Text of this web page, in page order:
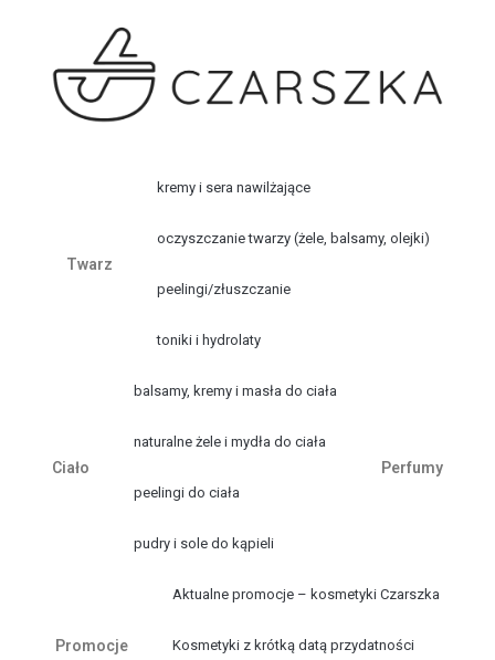
Twarz
kremy i sera nawilżające
oczyszczanie twarzy (żele, balsamy, olejki)
peelingi/złuszczanie
toniki i hydrolaty
Ciało
balsamy, kremy i masła do ciała
naturalne żele i mydła do ciała
peelingi do ciała
pudry i sole do kąpieli
Perfumy
Promocje
Aktualne promocje – kosmetyki Czarszka
Kosmetyki z krótką datą przydatności